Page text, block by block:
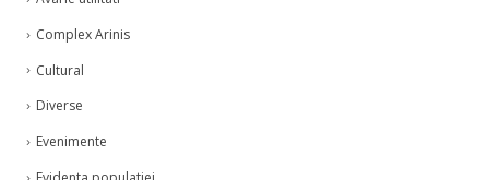
Complex Arinis
Cultural
Diverse
Evenimente